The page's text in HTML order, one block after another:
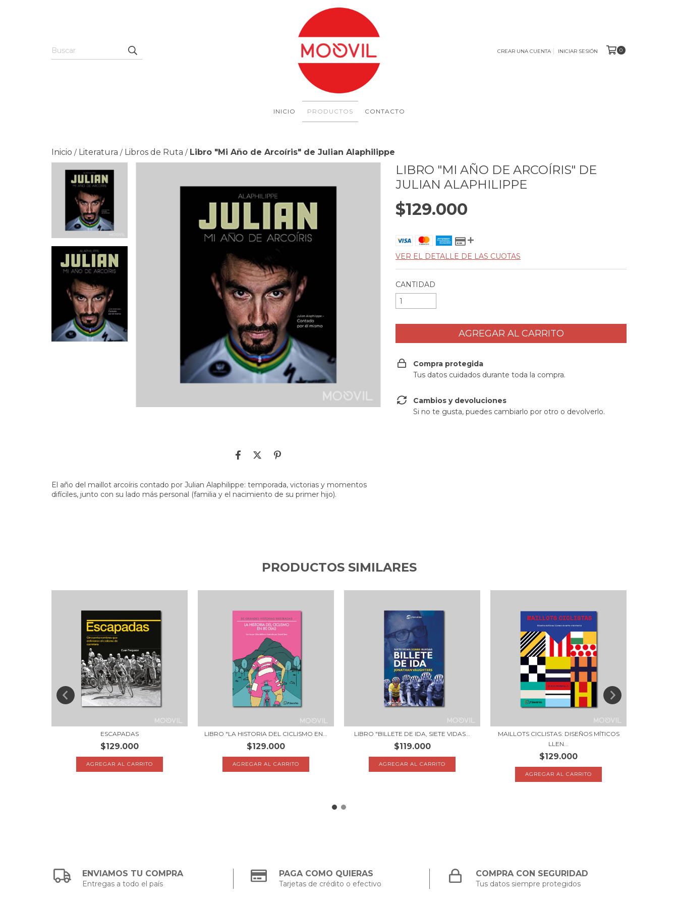
CREAR UNA CUENTA INICIAR SESIÓN 0
INICIO PRODUCTOS CONTACTO
Inicio / Literatura / Libros de Ruta / Libro "Mi Año de Arcoíris" de Julian Alaphilippe
El año del maillot arcoíris contado por Julian Alaphilippe: temporada, victorias y momentos
difíciles, junto con su lado más personal (familia y el nacimiento de su primer hijo).
LIBRO "MI AÑO DE ARCOÍRIS" DE
JULIAN ALAPHILIPPE
$129.000
VER EL DETALLE DE LAS CUOTAS
CANTIDAD
Compra protegida
Tus datos cuidados durante toda la compra.
Cambios y devoluciones
Si no te gusta, puedes cambiarlo por otro o devolverlo.
PRODUCTOS SIMILARES
ESCAPADAS
$129.000
LIBRO "LA HISTORIA DEL CICLISMO EN...
$129.000
LIBRO "BILLETE DE IDA, SIETE VIDAS...
$119.000
MAILLOTS CICLISTAS: DISEÑOS MÍTICOS
LLEN...
$129.000
ENVIAMOS TU COMPRA
Entregas a todo el país
PAGA COMO QUIERAS
Tarjetas de crédito o efectivo
COMPRA CON SEGURIDAD
Tus datos siempre protegidos